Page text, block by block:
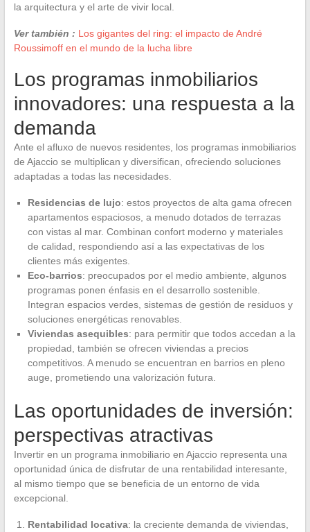
la arquitectura y el arte de vivir local.
Ver también : Los gigantes del ring: el impacto de André
Roussimoff en el mundo de la lucha libre
Los programas inmobiliarios
innovadores: una respuesta a la
demanda
Ante el afluxo de nuevos residentes, los programas inmobiliarios
de Ajaccio se multiplican y diversifican, ofreciendo soluciones
adaptadas a todas las necesidades.
Residencias de lujo: estos proyectos de alta gama ofrecen
apartamentos espaciosos, a menudo dotados de terrazas
con vistas al mar. Combinan confort moderno y materiales
de calidad, respondiendo así a las expectativas de los
clientes más exigentes.
Eco-barrios: preocupados por el medio ambiente, algunos
programas ponen énfasis en el desarrollo sostenible.
Integran espacios verdes, sistemas de gestión de residuos y
soluciones energéticas renovables.
Viviendas asequibles: para permitir que todos accedan a la
propiedad, también se ofrecen viviendas a precios
competitivos. A menudo se encuentran en barrios en pleno
auge, prometiendo una valorización futura.
Las oportunidades de inversión:
perspectivas atractivas
Invertir en un programa inmobiliario en Ajaccio representa una
oportunidad única de disfrutar de una rentabilidad interesante,
al mismo tiempo que se beneficia de un entorno de vida
excepcional.
Rentabilidad locativa: la creciente demanda de viviendas,